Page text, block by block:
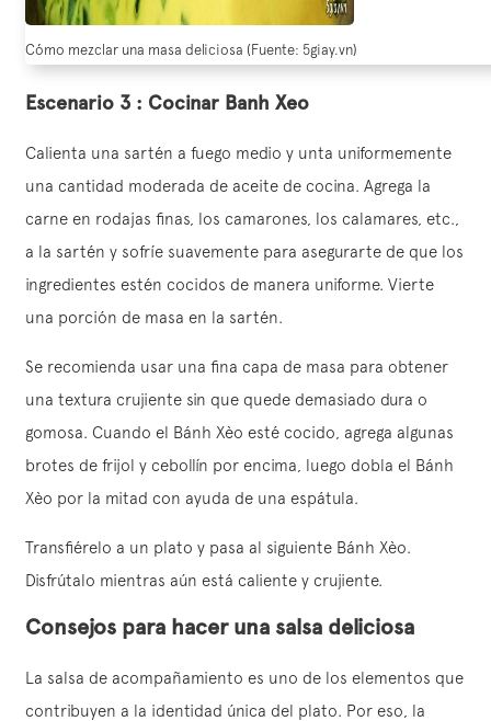
Cómo mezclar una masa deliciosa (Fuente: 5giay.vn)
Escenario 3 : Cocinar Banh Xeo
Calienta una sartén a fuego medio y unta uniformemente
una cantidad moderada de aceite de cocina. Agrega la
carne en rodajas finas, los camarones, los calamares, etc.,
a la sartén y sofríe suavemente para asegurarte de que los
ingredientes estén cocidos de manera uniforme. Vierte
una porción de masa en la sartén.
Se recomienda usar una fina capa de masa para obtener
una textura crujiente sin que quede demasiado dura o
gomosa. Cuando el Bánh Xèo esté cocido, agrega algunas
brotes de frijol y cebollín por encima, luego dobla el Bánh
Xèo por la mitad con ayuda de una espátula.
Transfiérelo a un plato y pasa al siguiente Bánh Xèo.
Disfrútalo mientras aún está caliente y crujiente.
Consejos para hacer una salsa deliciosa
La salsa de acompañamiento es uno de los elementos que
contribuyen a la identidad única del plato. Por eso, la